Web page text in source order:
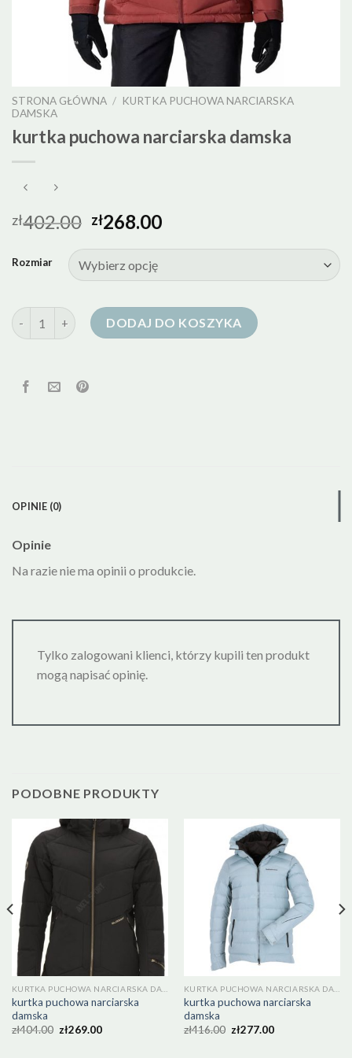
STRONA GŁÓWNA / KURTKA PUCHOWA NARCIARSKA
DAMSKA
kurtka puchowa narciarska damska
zł402.00 zł268.00
Rozmiar
ilość kurtka puchowa narciarska damska
DODAJ DO KOSZYKA
OPINIE (0)
Opinie
Na razie nie ma opinii o produkcie.
Tylko zalogowani klienci, którzy kupili ten produkt
mogą napisać opinię.
PODOBNE PRODUKTY
kurtka puchowa narciarska
damska
zł404.00 zł269.00
kurtka puchowa narciarska
damska
zł416.00 zł277.00